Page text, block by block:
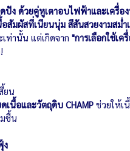
ง ด้วยคู่หูเตาอบไฟฟ้าและเครื่อง
อสัมผัสที่เนียนนุ่ม สีสันสวยงามสม่ำ
ท่านั้น แต่เกิดจาก "การเลือกใช้เ
ยน
เนื้อและวัตถุดิบ CHAMP ช่วยให้เ
ชื้น
ง